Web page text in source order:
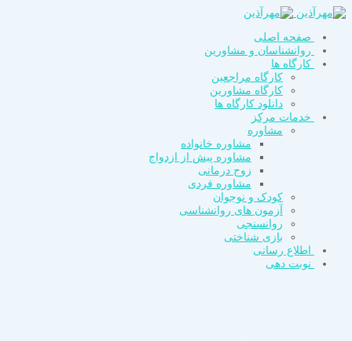
صفحه اصلی
روانشناسان و مشاورین
کارگاه ها
کارگاه مراجعین
کارگاه مشاورین
دانلود کارگاه ها
خدمات مرکز
مشاوره
مشاوره خانواده
مشاوره پیش از ازدواج
زوج درمانی
مشاوره فردی
کودک و نوجوان
آزمون های روانشناسی
روانسنجی
بازی شناختی
اطلاع رسانی
نوبت دهی